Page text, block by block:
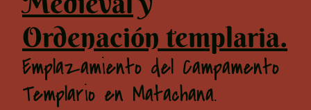
Ordenación templaria.
Emplazamiento del Campamento
Templario en Matachana.